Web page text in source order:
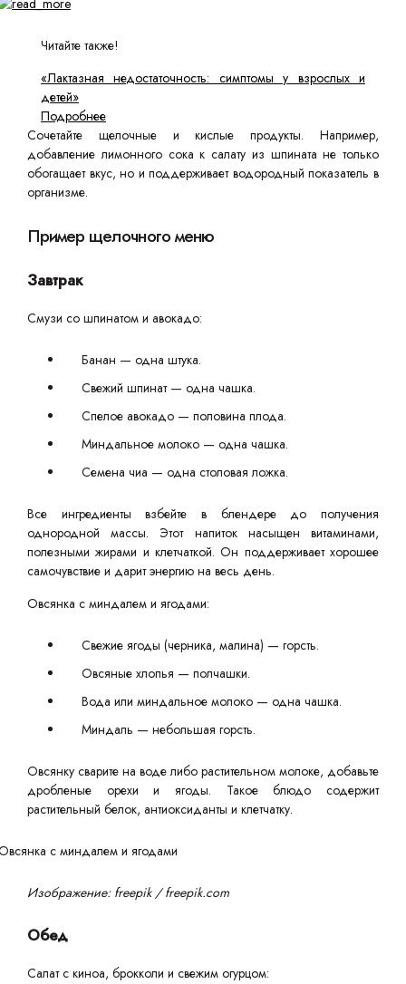
Читайте также!
«Лактазная недостаточность: симптомы у взрослых и
детей»
Подробнее
Сочетайте щелочные и кислые продукты. Например,
добавление лимонного сока к салату из шпината не только
обогащает вкус, но и поддерживает водородный показатель в
организме.
Пример щелочного меню
Завтрак
Смузи со шпинатом и авокадо:
Банан — одна штука.
Свежий шпинат — одна чашка.
Спелое авокадо — половина плода.
Миндальное молоко — одна чашка.
Семена чиа — одна столовая ложка.
Все ингредиенты взбейте в блендере до получения
однородной массы. Этот напиток насыщен витаминами,
полезными жирами и клетчаткой. Он поддерживает хорошее
самочувствие и дарит энергию на весь день.
Овсянка с миндалем и ягодами:
Свежие ягоды (черника, малина) — горсть.
Овсяные хлопья — полчашки.
Вода или миндальное молоко — одна чашка.
Миндаль — небольшая горсть.
Овсянку сварите на воде либо растительном молоке, добавьте
дробленые орехи и ягоды. Такое блюдо содержит
растительный белок, антиоксиданты и клетчатку.
Изображение: freepik / freepik.com
Обед
Салат с киноа, брокколи и свежим огурцом: